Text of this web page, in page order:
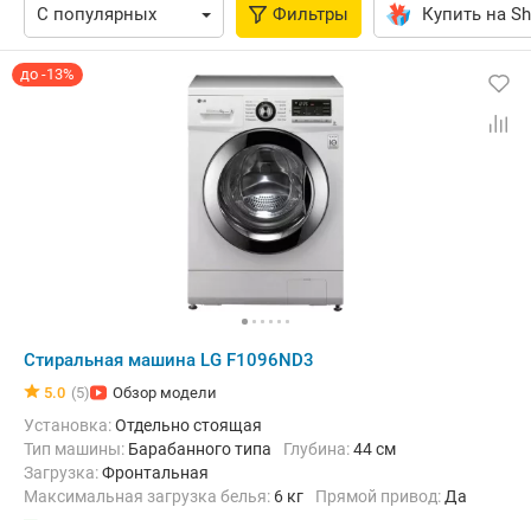
Фильтры Купить на
до -13%
Стиральная машина LG F1096ND3
5.0 (5) Обзор модели
Установка:Отдельно стоящая
Тип машины: Барабанного типа Глубина:44 см
загрузка:Фронтальная
Максимальная загрузка белья: 6 кг прямой привод: Да